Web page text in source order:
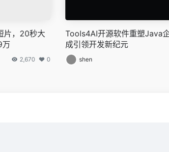
片，20秒大
万
2,670 0
Tools4AI开源软件重塑Java
成引领开发新纪元
shen